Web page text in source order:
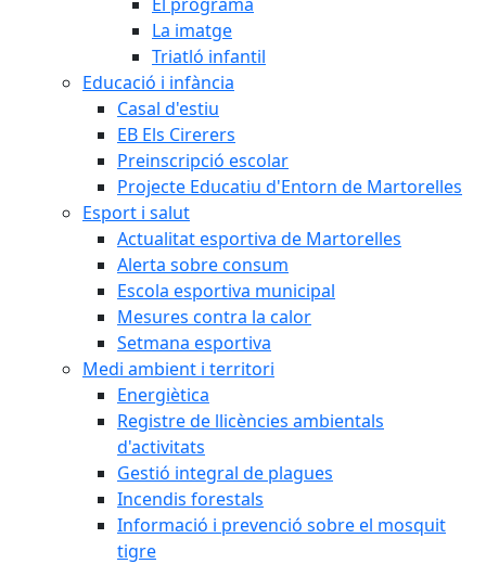
La imatge
Triatló infantil
Educació i infància
Casal d'estiu
EB Els Cirerers
Preinscripció escolar
Projecte Educatiu d'Entorn de Martorelles
Esport i salut
Actualitat esportiva de Martorelles
Alerta sobre consum
Escola esportiva municipal
Mesures contra la calor
Setmana esportiva
Medi ambient i territori
Energiètica
Registre de llicències ambientals
d'activitats
Gestió integral de plagues
Incendis forestals
Informació i prevenció sobre el mosquit
tigre